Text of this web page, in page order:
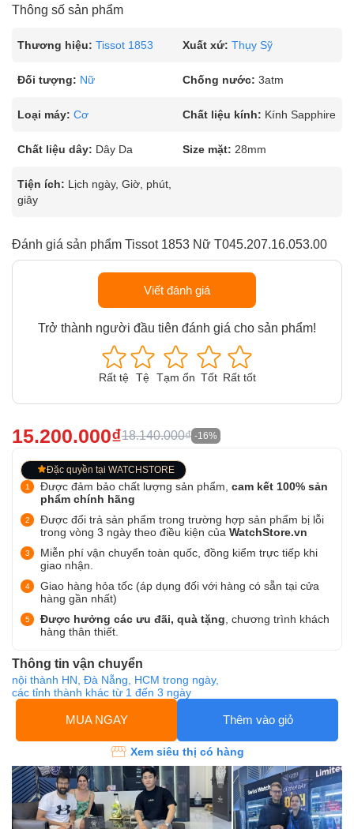
Thông số sản phẩm
Thương hiệu: Tissot 1853 Xuất xứ: Thụy Sỹ
Đối tượng: Nữ Chống nước: 3atm
Loại máy: Cơ Chất liệu kính: Kính Sapphire
Chất liệu dây: Dây Da Size mặt: 28mm
Tiện ích: Lịch ngày, Giờ, phút,
giây
Đánh giá sản phẩm Tissot 1853 Nữ T045.207.16.053.00
Viết đánh giá
Trở thành người đầu tiên đánh giá cho sản phẩm!
Rất tệ Tệ Tạm ổn Tốt Rất tốt
15.200.000₫18.140.000₫ -16%
Đặc quyền tại WATCHSTORE
Được đảm bảo chất lượng sản phẩm, cam kết 100% sản
phẩm chính hãng
Được đổi trả sản phẩm trong trường hợp sản phẩm bị lỗi
trong vòng 3 ngày theo điều kiện của WatchStore.vn
Miễn phí vận chuyển toàn quốc, đồng kiểm trực tiếp khi
giao nhận.
Giao hàng hỏa tốc (áp dụng đối với hàng có sẵn tại cửa
hàng gần nhất)
Được hưởng các ưu đãi, quà tặng , chương trình khách
hàng thân thiết.
Thông tin vận chuyển
nội thành HN, Đà Nẵng, HCM trong ngày,
các tỉnh thành khác từ 1 đến 3 ngày
MUA NGAY Thêm vào giỏ
Xem siêu thị có hàng